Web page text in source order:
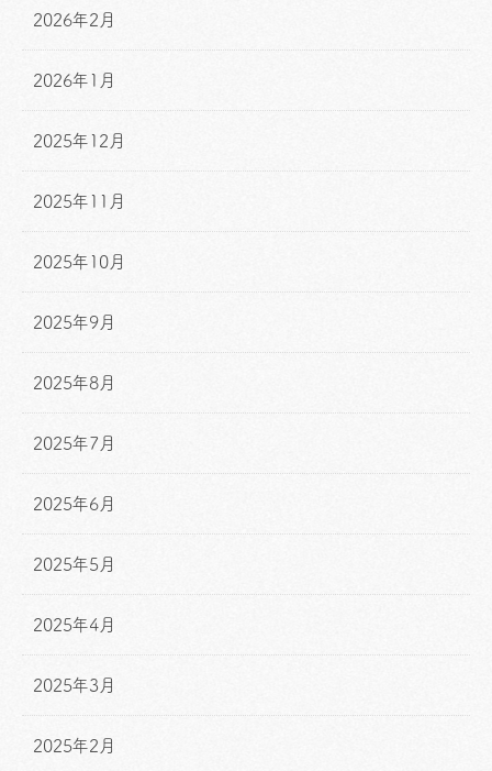
2026年2月
2026年1月
2025年12月
2025年11月
2025年10月
2025年9月
2025年8月
2025年7月
2025年6月
2025年5月
2025年4月
2025年3月
2025年2月